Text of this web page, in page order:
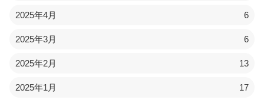
2025年4月 6
2025年3月 6
2025年2月 13
2025年1月 17